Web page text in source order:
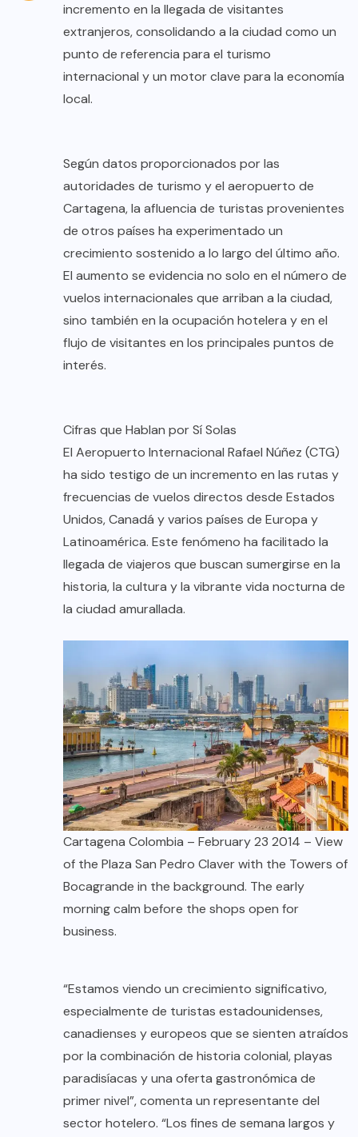
incremento en la llegada de visitantes
extranjeros, consolidando a la ciudad como un
punto de referencia para el turismo
internacional y un motor clave para la economía
local.
Según datos proporcionados por las
autoridades de turismo y el aeropuerto de
Cartagena, la afluencia de turistas provenientes
de otros países ha experimentado un
crecimiento sostenido a lo largo del último año.
El aumento se evidencia no solo en el número de
vuelos internacionales que arriban a la ciudad,
sino también en la ocupación hotelera y en el
flujo de visitantes en los principales puntos de
interés.
Cifras que Hablan por Sí Solas
El Aeropuerto Internacional Rafael Núñez (CTG)
ha sido testigo de un incremento en las rutas y
frecuencias de vuelos directos desde Estados
Unidos, Canadá y varios países de Europa y
Latinoamérica. Este fenómeno ha facilitado la
llegada de viajeros que buscan sumergirse en la
historia, la cultura y la vibrante vida nocturna de
la ciudad amurallada.
Cartagena Colombia – February 23 2014 – View
of the Plaza San Pedro Claver with the Towers of
Bocagrande in the background. The early
morning calm before the shops open for
business.
“Estamos viendo un crecimiento significativo,
especialmente de turistas estadounidenses,
canadienses y europeos que se sienten atraídos
por la combinación de historia colonial, playas
paradisíacas y una oferta gastronómica de
primer nivel”, comenta un representante del
sector hotelero. “Los fines de semana largos y